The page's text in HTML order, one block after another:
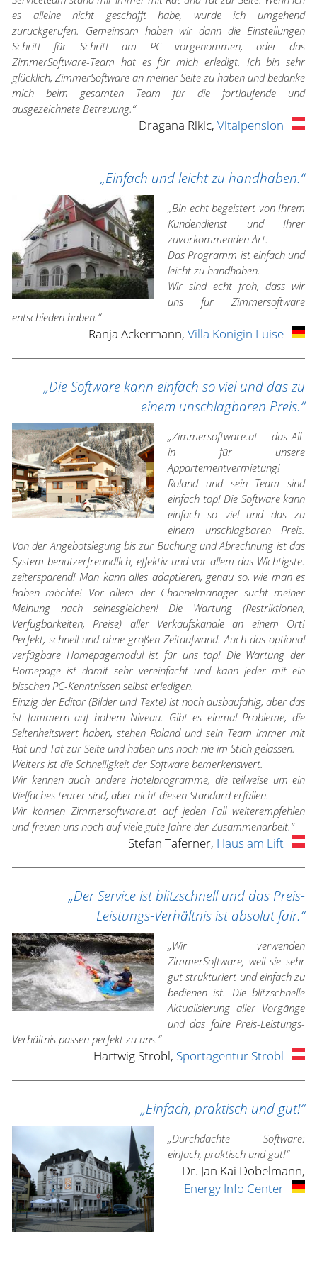
es alleine nicht geschafft habe, wurde ich umgehend
zurückgerufen. Gemeinsam haben wir dann die Einstellungen
Schritt für Schritt am PC vorgenommen, oder das
ZimmerSoftware-Team hat es für mich erledigt. Ich bin sehr
glücklich, ZimmerSoftware an meiner Seite zu haben und bedanke
mich beim gesamten Team für die fortlaufende und
ausgezeichnete Betreuung.“
Dragana Rikic, Vitalpension
„Einfach und leicht zu handhaben.“
„Bin echt begeistert von Ihrem
Kundendienst und Ihrer
zuvorkommenden Art.
Das Programm ist einfach und
leicht zu handhaben.
Wir sind echt froh, dass wir
uns für Zimmersoftware
entschieden haben.“
Ranja Ackermann, Villa Königin Luise
„Die Software kann einfach so viel und das zu
einem unschlagbaren Preis.“
„Zimmersoftware.at – das All-
in für unsere
Appartementvermietung!
Roland und sein Team sind
einfach top! Die Software kann
einfach so viel und das zu
einem unschlagbaren Preis.
Von der Angebotslegung bis zur Buchung und Abrechnung ist das
System benutzerfreundlich, effektiv und vor allem das Wichtigste:
zeitersparend! Man kann alles adaptieren, genau so, wie man es
haben möchte! Vor allem der Channelmanager sucht meiner
Meinung nach seinesgleichen! Die Wartung (Restriktionen,
Verfügbarkeiten, Preise) aller Verkaufskanäle an einem Ort!
Perfekt, schnell und ohne großen Zeitaufwand. Auch das optional
verfügbare Homepagemodul ist für uns top! Die Wartung der
Homepage ist damit sehr vereinfacht und kann jeder mit ein
bisschen PC-Kenntnissen selbst erledigen.
Einzig der Editor (Bilder und Texte) ist noch ausbaufähig, aber das
ist Jammern auf hohem Niveau. Gibt es einmal Probleme, die
Seltenheitswert haben, stehen Roland und sein Team immer mit
Rat und Tat zur Seite und haben uns noch nie im Stich gelassen.
Weiters ist die Schnelligkeit der Software bemerkenswert.
Wir kennen auch andere Hotelprogramme, die teilweise um ein
Vielfaches teurer sind, aber nicht diesen Standard erfüllen.
Wir können Zimmersoftware.at auf jeden Fall weiterempfehlen
und freuen uns noch auf viele gute Jahre der Zusammenarbeit.“
Stefan Taferner, Haus am Lift
„Der Service ist blitzschnell und das Preis-
Leistungs-Verhältnis ist absolut fair.“
„Wir verwenden
ZimmerSoftware, weil sie sehr
gut strukturiert und einfach zu
bedienen ist. Die blitzschnelle
Aktualisierung aller Vorgänge
und das faire Preis-Leistungs-
Verhältnis passen perfekt zu uns.“
Hartwig Strobl, Sportagentur Strobl
„Einfach, praktisch und gut!“
„Durchdachte Software:
einfach, praktisch und gut!“
Dr. Jan Kai Dobelmann,
Energy Info Center